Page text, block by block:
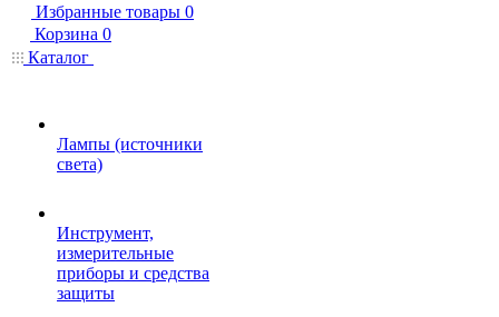
Избранные товары 0
Корзина 0
Каталог
Лампы (источники
света)
Инструмент,
измерительные
приборы и средства
защиты